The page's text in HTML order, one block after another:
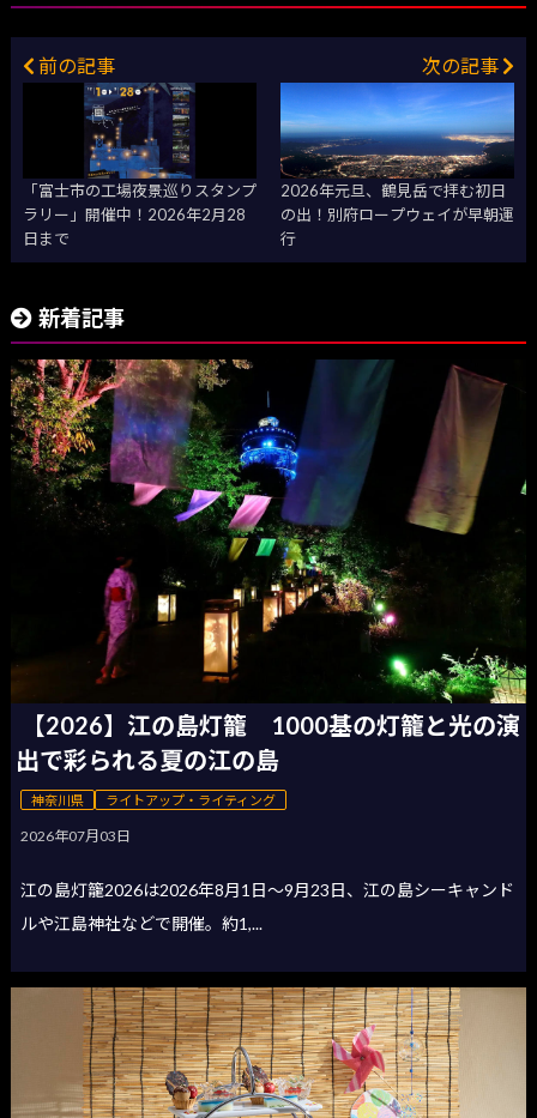
前の記事
「富士市の工場夜景巡りスタンプ
ラリー」開催中！2026年2月28
日まで
次の記事
2026年元旦、鶴見岳で拝む初日
の出！別府ロープウェイが早朝運
行
新着記事
【2026】江の島灯籠 1000基の灯籠と光の演
出で彩られる夏の江の島
神奈川県 ライトアップ・ライティング
2026年07月03日
江の島灯籠2026は2026年8月1日〜9月23日、江の島シーキャンド
ルや江島神社などで開催。約1,...